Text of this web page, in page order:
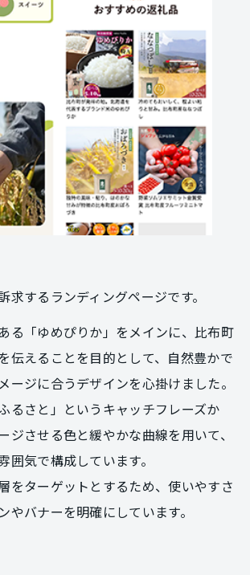
求するランディングページです。
る「ゆめぴりか」をメインに、比布町
伝えることを目的として、自然豊かで
ージに合うデザインを心掛けました。
るさと」というキャッチフレーズか
ジさせる色と緩やかな曲線を用いて、
囲気で構成しています。
をターゲットとするため、使いやすさ
やバナーを明確にしています。